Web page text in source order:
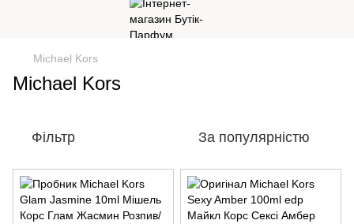
Michael Kors
Michael Kors
Фільтр За популярністю